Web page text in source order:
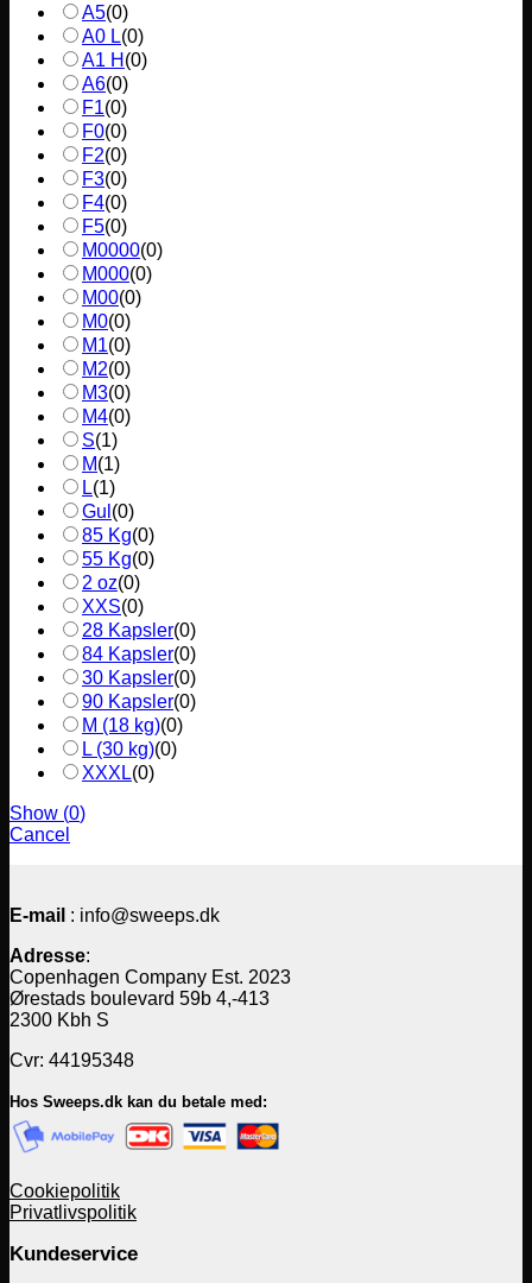
A5(0)
A0 L(0)
A1 H (0)
A6(0)
F1(0)
F0(0)
F2(0)
F3(0)
F4(0)
F5(0)
M0000(0)
M000(0)
M00(0)
M0(0)
M1(0)
M2(0)
M3(0)
M4(0)
S(1)
M(1)
L(1)
Gul (0)
85 Kg(0)
55 Kg(0)
2 oz(0)
XXS(0)
28 Kapsler(0)
84 Kapsler(0)
30 Kapsler(0)
90 Kapsler(0)
M (18 kg)(0)
L (30 kg)(0)
XXXL(0)
Show (0)
Cancel
E-mail : info@sweeps.dk
Adresse:
Copenhagen Company Est. 2023
Ørestads boulevard 59b 4,-413
2300 Kbh S
Cvr: 44195348
Hos Sweeps.dk kan du betale med:
Cookiepolitik
Privatlivspolitik
Kundeservice